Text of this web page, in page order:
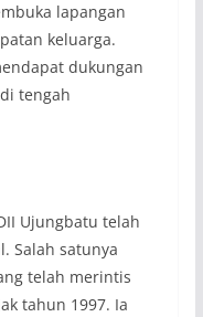
lapangan
keluarga.
dukungan
tengah
Ujungbatu telah
Salah satunya
telah merintis
tahun 1997. Ia